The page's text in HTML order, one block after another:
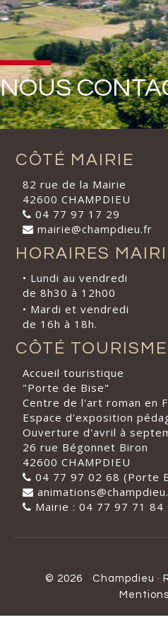
NOUS
CÔTÉ MAIRIE
82 rue de la Mairie
42600 CHAMPDIEU
04 77 97 17 29
mairie@champdieu.fr
HORAIRES
• Lundi au vendredi
de 8h30 à 12h00
• Mardi et vendredi
de 16h à 18h.
CÔTÉ TOURISME
Accueil touristique
"Porte de Bise"
Centre de l'art roman en
Espace d'exposition
Ouverture d'avril à
26 rue Bégonnet Biron
42600 CHAMPDIEU
04 77 97 02 68 (Porte
Mairie : 04 77 97 71
© 2026 Champdieu ·